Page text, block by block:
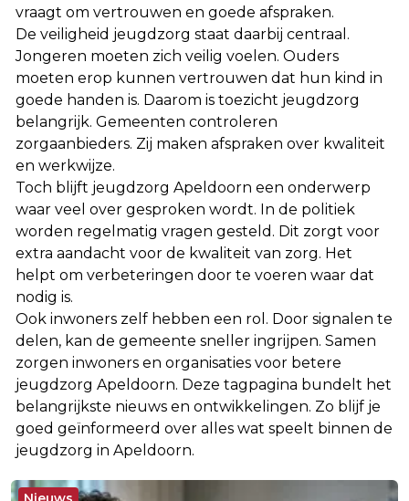
vraagt om vertrouwen en goede afspraken.
De veiligheid jeugdzorg staat daarbij centraal.
Jongeren moeten zich veilig voelen. Ouders
moeten erop kunnen vertrouwen dat hun kind in
goede handen is. Daarom is toezicht jeugdzorg
belangrijk. Gemeenten controleren
zorgaanbieders. Zij maken afspraken over kwaliteit
en werkwijze.
Toch blijft jeugdzorg Apeldoorn een onderwerp
waar veel over gesproken wordt. In de politiek
worden regelmatig vragen gesteld. Dit zorgt voor
extra aandacht voor de kwaliteit van zorg. Het
helpt om verbeteringen door te voeren waar dat
nodig is.
Ook inwoners zelf hebben een rol. Door signalen te
delen, kan de gemeente sneller ingrijpen. Samen
zorgen inwoners en organisaties voor betere
jeugdzorg Apeldoorn. Deze tagpagina bundelt het
belangrijkste nieuws en ontwikkelingen. Zo blijf je
goed geïnformeerd over alles wat speelt binnen de
jeugdzorg in Apeldoorn.